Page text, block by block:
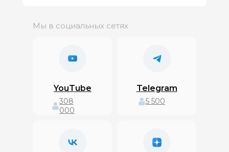
YouTube
Мы в социальных сетях
308
000
Telegram
5 500